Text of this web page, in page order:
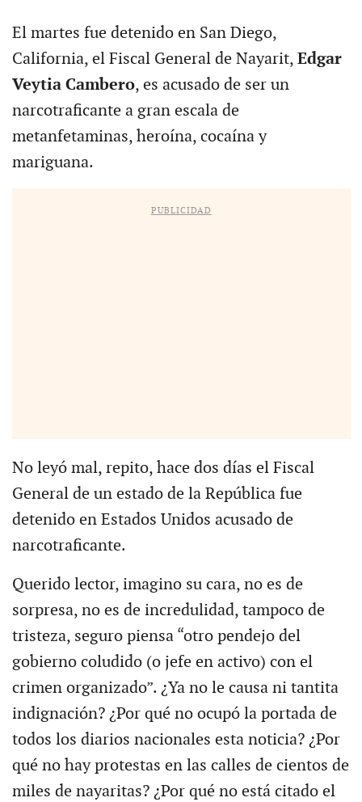
El martes fue detenido en San Diego,
California, el Fiscal General de Nayarit, Edgar
Veytia Cambero, es acusado de ser un
narcotraficante a gran escala de
metanfetaminas, heroína, cocaína y
mariguana.
PUBLICIDAD
No leyó mal, repito, hace dos días el Fiscal
General de un estado de la República fue
detenido en Estados Unidos acusado de
narcotraficante.
Querido lector, imagino su cara, no es de
sorpresa, no es de incredulidad, tampoco de
tristeza, seguro piensa “otro pendejo del
gobierno coludido (o jefe en activo) con el
crimen organizado”. ¿Ya no le causa ni tantita
indignación? ¿Por qué no ocupó la portada de
todos los diarios nacionales esta noticia? ¿Por
qué no hay protestas en las calles de cientos de
miles de nayaritas? ¿Por qué no está citado el